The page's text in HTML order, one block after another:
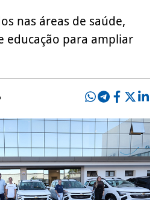
nas áreas de saúde,
educação para ampliar